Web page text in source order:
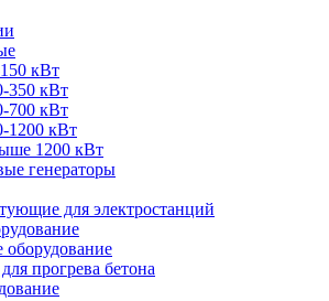
кВт
350 кВт
700 кВт
1200 кВт
1200 кВт
генераторы
для электростанций
оборудование
прогрева бетона